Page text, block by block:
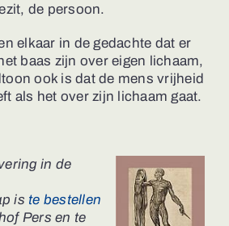
de persoon.
elkaar in de gedachte dat er
baas zijn over eigen lichaam,
ook is dat de mens vrijheid
als het over zijn lichaam gaat.
in de
is te bestellen
Pers en te